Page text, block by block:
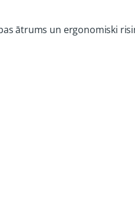
ātrums un ergonomiski